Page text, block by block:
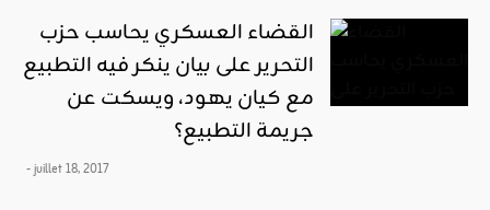
القضاء العسكري يحاسب حزب
التحرير على بيان ينكر فيه التطبيع
مع كيان يهود، ويسكت عن
جريمة التطبيع؟
- juillet 18, 2017